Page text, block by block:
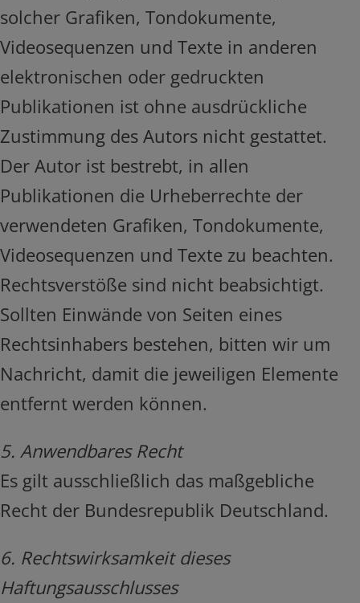
solcher Grafiken, Tondokumente,
Videosequenzen und Texte in anderen
elektronischen oder gedruckten
Publikationen ist ohne ausdrückliche
Zustimmung des Autors nicht gestattet.
Der Autor ist bestrebt, in allen
Publikationen die Urheberrechte der
verwendeten Grafiken, Tondokumente,
Videosequenzen und Texte zu beachten.
Rechtsverstöße sind nicht beabsichtigt.
Sollten Einwände von Seiten eines
Rechtsinhabers bestehen, bitten wir um
Nachricht, damit die jeweiligen Elemente
entfernt werden können.
5. Anwendbares Recht
Es gilt ausschließlich das maßgebliche
Recht der Bundesrepublik Deutschland.
6. Rechtswirksamkeit dieses
Haftungsausschlusses